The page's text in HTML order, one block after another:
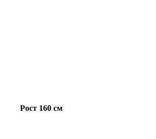
Рост 160 см